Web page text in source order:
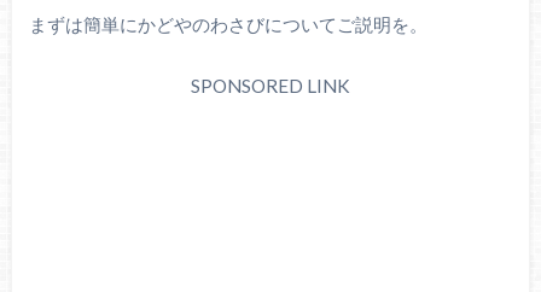
まずは簡単にかどやのわさびについてご説明を。
SPONSORED LINK